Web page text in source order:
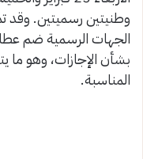
وطنيتين رسميتين. وقد
الجهات الرسمية ضم
بشأن الإجازات، وهو ما
المناسبة.